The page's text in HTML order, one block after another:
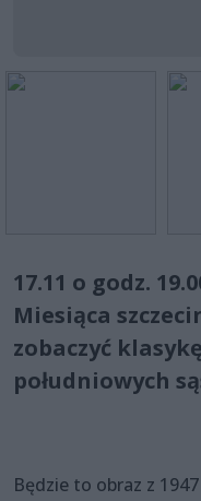
17.11 o godz.
Miesiąca
zobaczyć
południowych
Będzie to obraz z